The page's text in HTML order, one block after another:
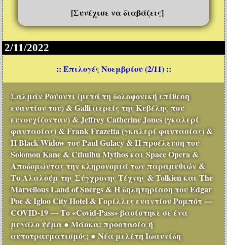
[Συνέχισε να διαβάζεις]
2/11/2022
:: Επιλογές Νοεμβρίου (2/11) ::
Σαλμάν Ρούσντι (μετά τη δολοφονική επίθεση
εναντίον του) & Galli (ιερείς της Κυβέλης που
ευνουχίζονταν) & Jeffrey Catherine Jones (γκαλερί
φαντασίας) & Frank Frazetta (γκαλερί φαντασίας) &
Η Black Widow του Paul Gulacy & Η προέλευση του
Solomon Kane & Cthulhu Mythos και Space Opera &
Αποδομώντας την κληρονομιά των παραμυθιών &
Το Αλαλούμ της Σύγχρονης Τέχνης & Tolkien και The
Marvellous Land of Snergs & Η δηλητηρίαση του Edgar
Poe & Igloo City Hotel & Γορίλλες εναντίον Ρομπότ —
COVID-19 — Το «Covid-Pass» βασίστηκε σε ένα
μεγάλο ψέμα ● Μάσκα: προστασία ή
αυτοτραυματισμός; ● Νέα μελέτη Ιωαννίδη